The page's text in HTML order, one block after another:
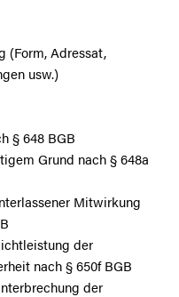
(Form, Adressat,
usw.)
§ 648 BGB
Grund nach § 648a
Mitwirkung
der
nach § 650f BGB
der